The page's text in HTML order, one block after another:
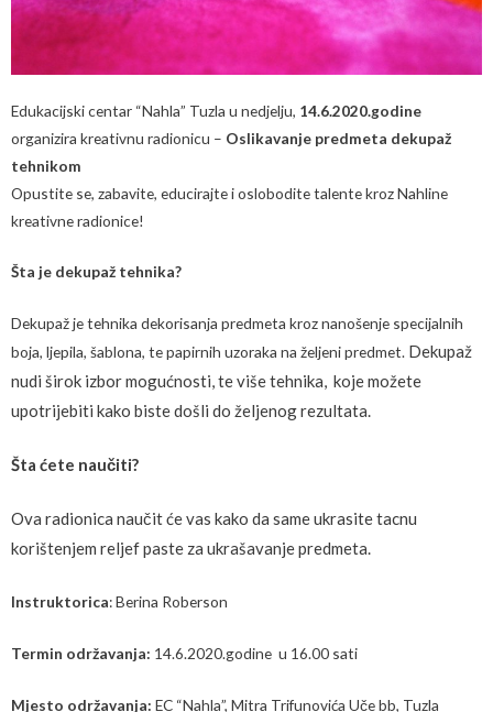
Edukacijski centar “Nahla” Tuzla u nedjelju, 14.6.2020.godine
organizira kreativnu radionicu – Oslikavanje predmeta dekupaž
tehnikom
Opustite se, zabavite, educirajte i oslobodite talente kroz Nahline
kreativne radionice!
Šta je dekupaž tehnika?
Dekupaž je tehnika dekorisanja predmeta kroz nanošenje specijalnih
boja, ljepila, šablona, te papirnih uzoraka na željeni predmet. Dekupaž
nudi širok izbor mogućnosti, te više tehnika, koje možete
upotrijebiti kako biste došli do željenog rezultata.
Šta ćete naučiti?
Ova radionica naučit će vas kako da same ukrasite tacnu
korištenjem reljef paste za ukrašavanje predmeta.
Instruktorica: Berina Roberson
Termin održavanja: 14.6.2020.godine u 16.00 sati
Mjesto održavanja: EC “Nahla”, Mitra Trifunovića Uče bb, Tuzla